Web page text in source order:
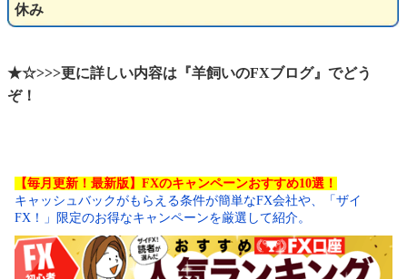
休み
★☆>>>更に詳しい内容は『羊飼いのFXブログ』でどう
ぞ！
【毎月更新！最新版】FXのキャンペーンおすすめ10選！
キャッシュバックがもらえる条件が簡単なFX会社や、「ザイ
FX！」限定のお得なキャンペーンを厳選して紹介。